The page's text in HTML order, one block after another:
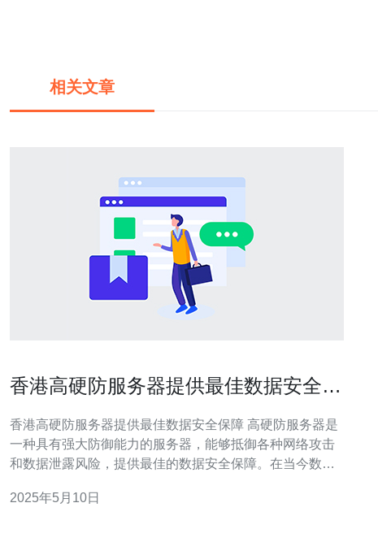
相关文章
香港高硬防服务器提供最佳数据安全保
香港高硬防服务器提供最佳数据安全保障 高硬防服务器是
一种具有强大防御能力的服务器，能够抵御各种网络攻击
和数据泄露风险，提供最佳的数据安全保障。在当今数字
说。 香港作为国际商务中心，拥有先进的网络基础设施和
2025年5月10日